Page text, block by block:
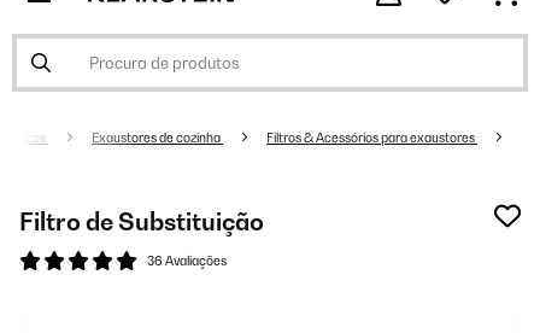
Exaustores de cozinha Filtros & Acessórios para exaustores
Filtro de Substituição
36 Avaliações